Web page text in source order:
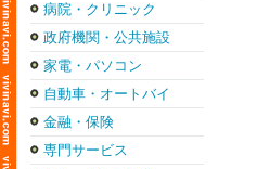
病院・クリニック
政府機関・公共施設
家電・パソコン
自動車・オートバイ
金融・保険
専門サービス